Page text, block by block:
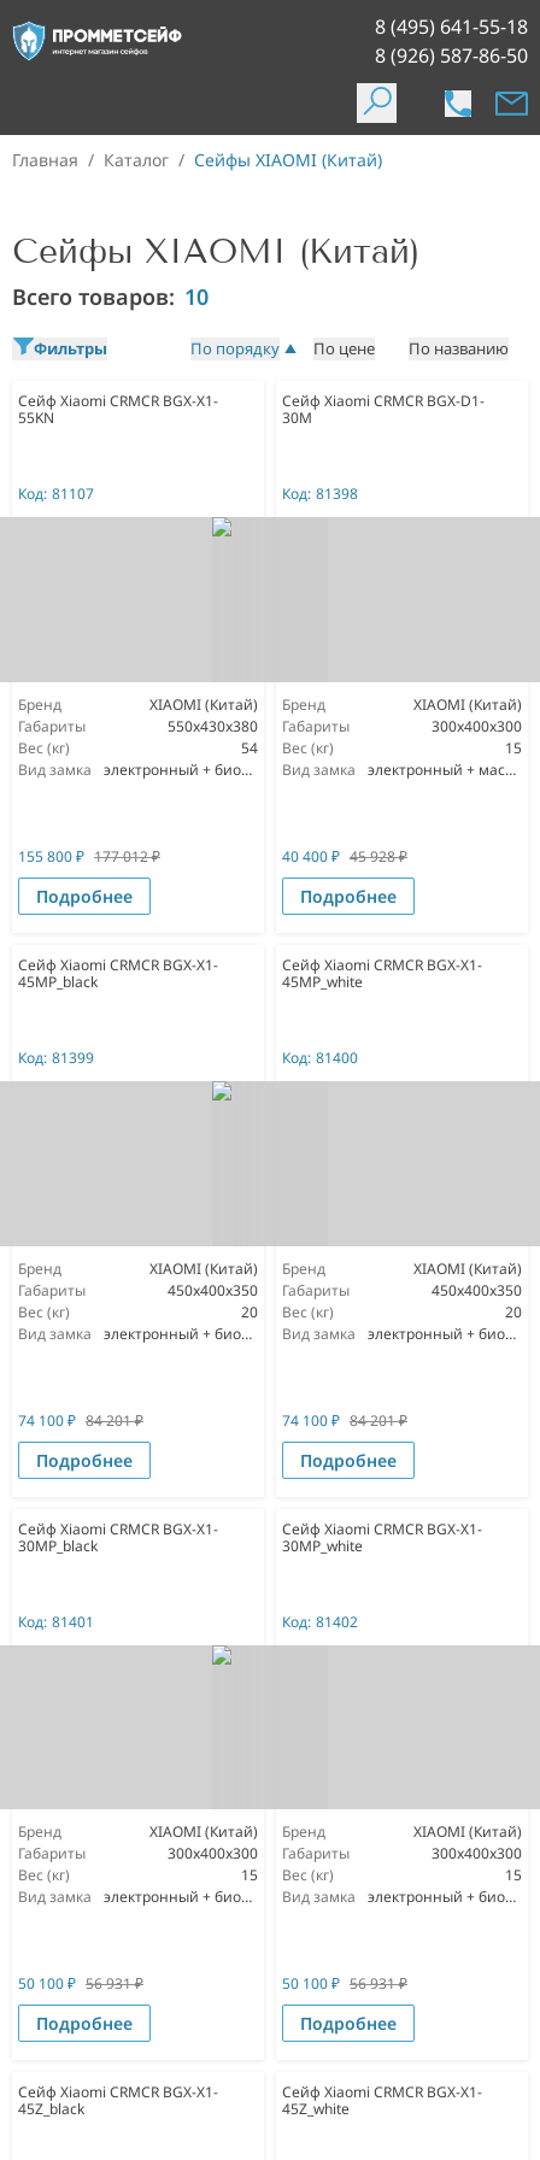
8 (495) 641-55-18
8 (926) 587-86-50
Главная / Каталог / Сейфы XIAOMI (Китай)
Сейфы XIAOMI (Китай)
Всего товаров: 10
Фильтры По порядку По цене По названию
Сейф Xiaomi CRMCR BGX-X1-
55KN
Код: 81107
Бренд
XIAOMI (Китай)
Габариты
550x430x380
Вес (кг)
54
Вид замка
электронный + биометрический
155 800₽ 177 012₽
Подробнее
Сейф Xiaomi CRMCR BGX-D1-
30M
Код: 81398
Бренд
XIAOMI (Китай)
Габариты
300x400x300
Вес (кг)
15
Вид замка
электронный + мастер ключ
40 400₽ 45 928₽
Подробнее
Сейф Xiaomi CRMCR BGX-X1-
45MP_black
Код: 81399
Бренд
XIAOMI (Китай)
Габариты
450x400x350
Вес (кг)
20
Вид замка
электронный + биометрический
74 100₽ 84 201₽
Подробнее
Сейф Xiaomi CRMCR BGX-X1-
45MP_white
Код: 81400
Бренд
XIAOMI (Китай)
Габариты
450x400x350
Вес (кг)
20
Вид замка
электронный + биометрический
74 100₽ 84 201₽
Подробнее
Сейф Xiaomi CRMCR BGX-X1-
30MP_black
Код: 81401
Бренд
XIAOMI (Китай)
Габариты
300х400х300
Вес (кг)
15
Вид замка
электронный + биометрический
50 100₽ 56 931₽
Подробнее
Сейф Xiaomi CRMCR BGX-X1-
30MP_white
Код: 81402
Бренд
XIAOMI (Китай)
Габариты
300x400x300
Вес (кг)
15
Вид замка
электронный + биометрический
50 100₽ 56 931₽
Подробнее
Сейф Xiaomi CRMCR BGX-X1-
45Z_black
Сейф Xiaomi CRMCR BGX-X1-
45Z_white